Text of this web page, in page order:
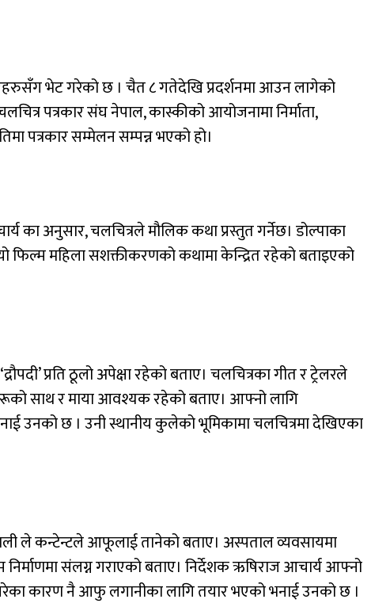
भेट गरेको छ । चैत ८ गतेदेखि प्रदर्शनमा आउन लागेको
पत्रकार संघ नेपाल, कास्कीको आयोजनामा निर्माता,
पत्रकार सम्मेलन सम्पन्न भएको हो।
का अनुसार, चलचित्रले मौलिक कथा प्रस्तुत गर्नेछ। डोल्पाका
महिला सशक्तीकरणको कथामा केन्द्रित रहेको बताइएको
प्रति ठूलो अपेक्षा रहेको बताए। चलचित्रका गीत र ट्रेलरले
साथ र माया आवश्यक रहेको बताए। आफ्नो लागि
उनको छ । उनी स्थानीय कुलेको भूमिकामा चलचित्रमा देखिएका
ले कन्टेन्टले आफूलाई तानेको बताए। अस्पताल व्यवसायमा
संलग्न गराएको बताए। निर्देशक ऋषिराज आचार्य आफ्नो
कारण नै आफु लगानीका लागि तयार भएको भनाई उनको छ ।